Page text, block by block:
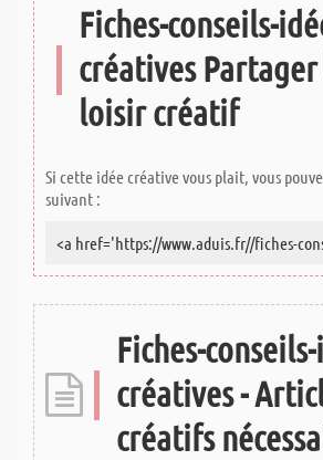
Fiches-conseils-
créatives
loisir créatif
Si cette idée créative vous plait, vous
suivant :
Fiches-
créatives -
créatifs